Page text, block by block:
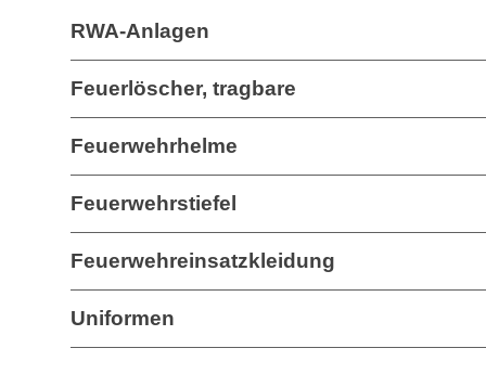
RWA-Anlagen
Feuerlöscher, tragbare
Feuerwehrhelme
Feuerwehrstiefel
Feuerwehreinsatzkleidung
Uniformen